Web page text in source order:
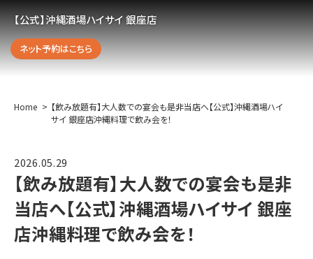
【公式】沖縄酒場ハイサイ 銀座店
ネット予約はこちら
Home
【飲み放題有】大人数での宴会も是非当店へ【公式】沖縄酒場ハイ
サイ 銀座店沖縄料理で飲み会を！
2026.05.29
【飲み放題有】大人数での宴会も是非
当店へ【公式】沖縄酒場ハイサイ 銀座
店沖縄料理で飲み会を！